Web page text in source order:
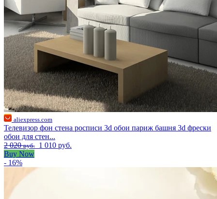
aliexpress.com
Телевизор фон стена росписи 3d обои париж башня 3d фрески
обои для стен...
2 020руб. 1 010 руб.
Buy Now
- 16%